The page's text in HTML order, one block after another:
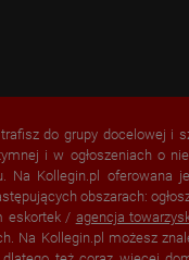
do grupy docelowej i
i w ogłoszeniach o
Kollegin.pl oferowana
obszarach:
eskortek / agencja
Na Kollegin.pl możesz